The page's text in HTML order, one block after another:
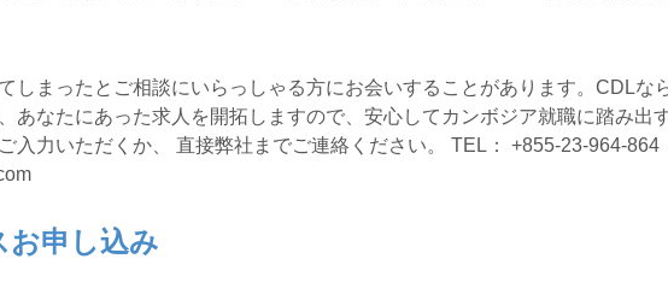
しまったとご相談にいらっしゃる方にお会いすることがあります。CDLな
あなたにあった求人を開拓しますので、安心してカンボジア就職に踏み出
入力いただくか、 直接弊社までご連絡ください。 TEL： +855-23-964-
お申し込み